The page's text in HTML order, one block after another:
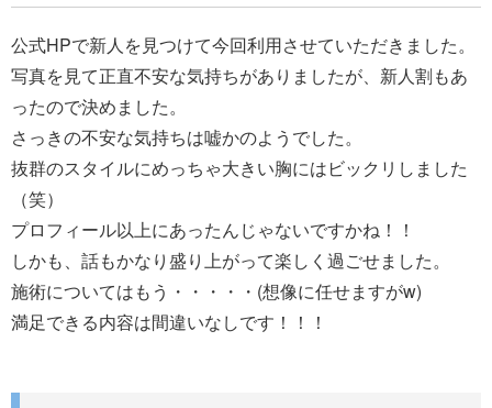
公式HPで新人を見つけて今回利用させていただきました。
写真を見て正直不安な気持ちがありましたが、新人割もあ
ったので決めました。
さっきの不安な気持ちは嘘かのようでした。
抜群のスタイルにめっちゃ大きい胸にはビックリしました
（笑）
プロフィール以上にあったんじゃないですかね！！
しかも、話もかなり盛り上がって楽しく過ごせました。
施術についてはもう・・・・・(想像に任せますがw)
満足できる内容は間違いなしです！！！